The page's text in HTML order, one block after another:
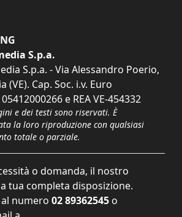
S.p.a.
S.p.a. - Via Alessandro Poerio,
(VE). Cap. Soc. i.v. Euro
e REA VE-454332
e dei testi sono riservati. È
la loro riproduzione con qualsiasi
totale o parziale.
o domanda, il nostro
tua completa disposizione.
numero 02 89362545 o